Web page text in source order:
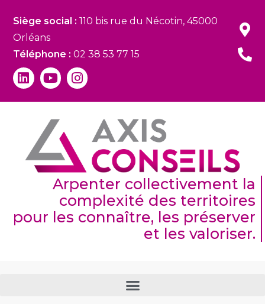
Siège social :110 bis rue du Nécotin, 45000
Orléans
Téléphone :02 38 53 77 15
Arpenter collectivement la
complexité des territoires
pour les connaître, les préserver
et les valoriser.